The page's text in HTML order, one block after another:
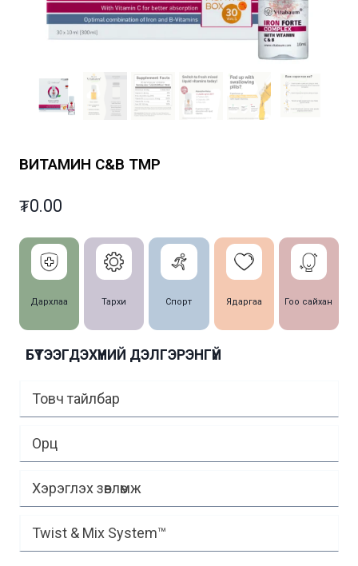
ВИТАМИН С&B ТӨМӨР
₮0.00
Дархлаа Тархи Спорт Ядаргаа Гоо сайхан
БҮТЭЭГДЭХҮҮНИЙ ДЭЛГЭРЭНГҮЙ
Товч тайлбар
Орц
Хэрэглэх зөвлөмж
Twist & Mix System™